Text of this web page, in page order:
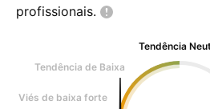
profissionais.
Tendência
Tendência de Baixa
Viés de baixa forte